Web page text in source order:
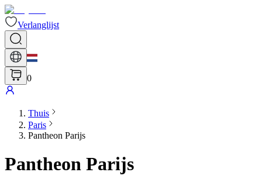
Verlanglijst
0
Thuis
Paris
Pantheon Parijs
Pantheon Parijs